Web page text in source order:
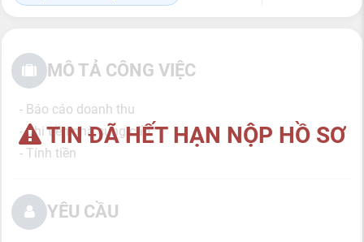
TIN ĐÃ HẾT HẠN NỘP HỒ SƠ
MÔ TẢ CÔNG VIỆC
- Báo cáo doanh thu
- Chi tiền nhà cung cấp
- Tính tiền
YÊU CẦU